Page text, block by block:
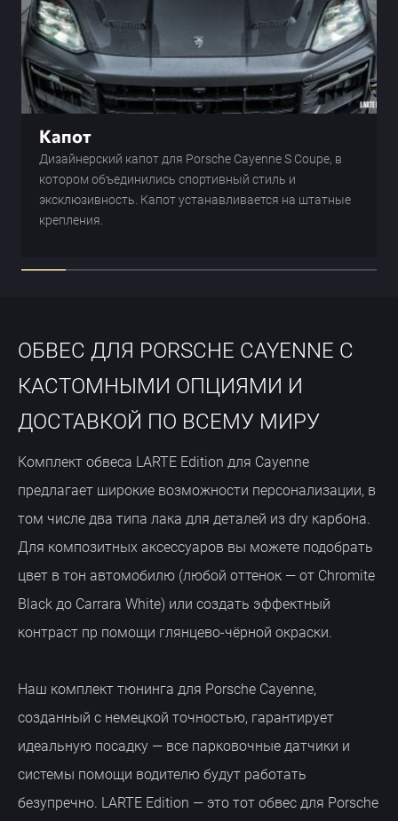
Капот
Дизайнерский капот для Porsche Cayenne S Coupe, в
котором объединились спортивный стиль и
эксклюзивность. Капот устанавливается на штатные
крепления.
ОБВЕС ДЛЯ PORSCHE CAYENNE С
КАСТОМНЫМИ ОПЦИЯМИ И
ДОСТАВКОЙ ПО ВСЕМУ МИРУ
Комплект обвеса LARTE Edition для Cayenne
предлагает широкие возможности персонализации, в
том числе два типа лака для деталей из dry карбона.
Для композитных аксессуаров вы можете подобрать
цвет в тон автомобилю (любой оттенок — от Chromite
Black до Carrara White) или создать эффектный
контраст пр помощи глянцево‑чёрной окраски.
Наш комплект тюнинга для Porsche Cayenne,
созданный с немецкой точностью, гарантирует
идеальную посадку — все парковочные датчики и
системы помощи водителю будут работать
безупречно. LARTE Edition — это тот обвес для Porsche